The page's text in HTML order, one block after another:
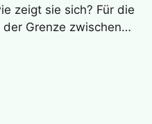
zeigt sie sich? Für die
Grenze zwischen…